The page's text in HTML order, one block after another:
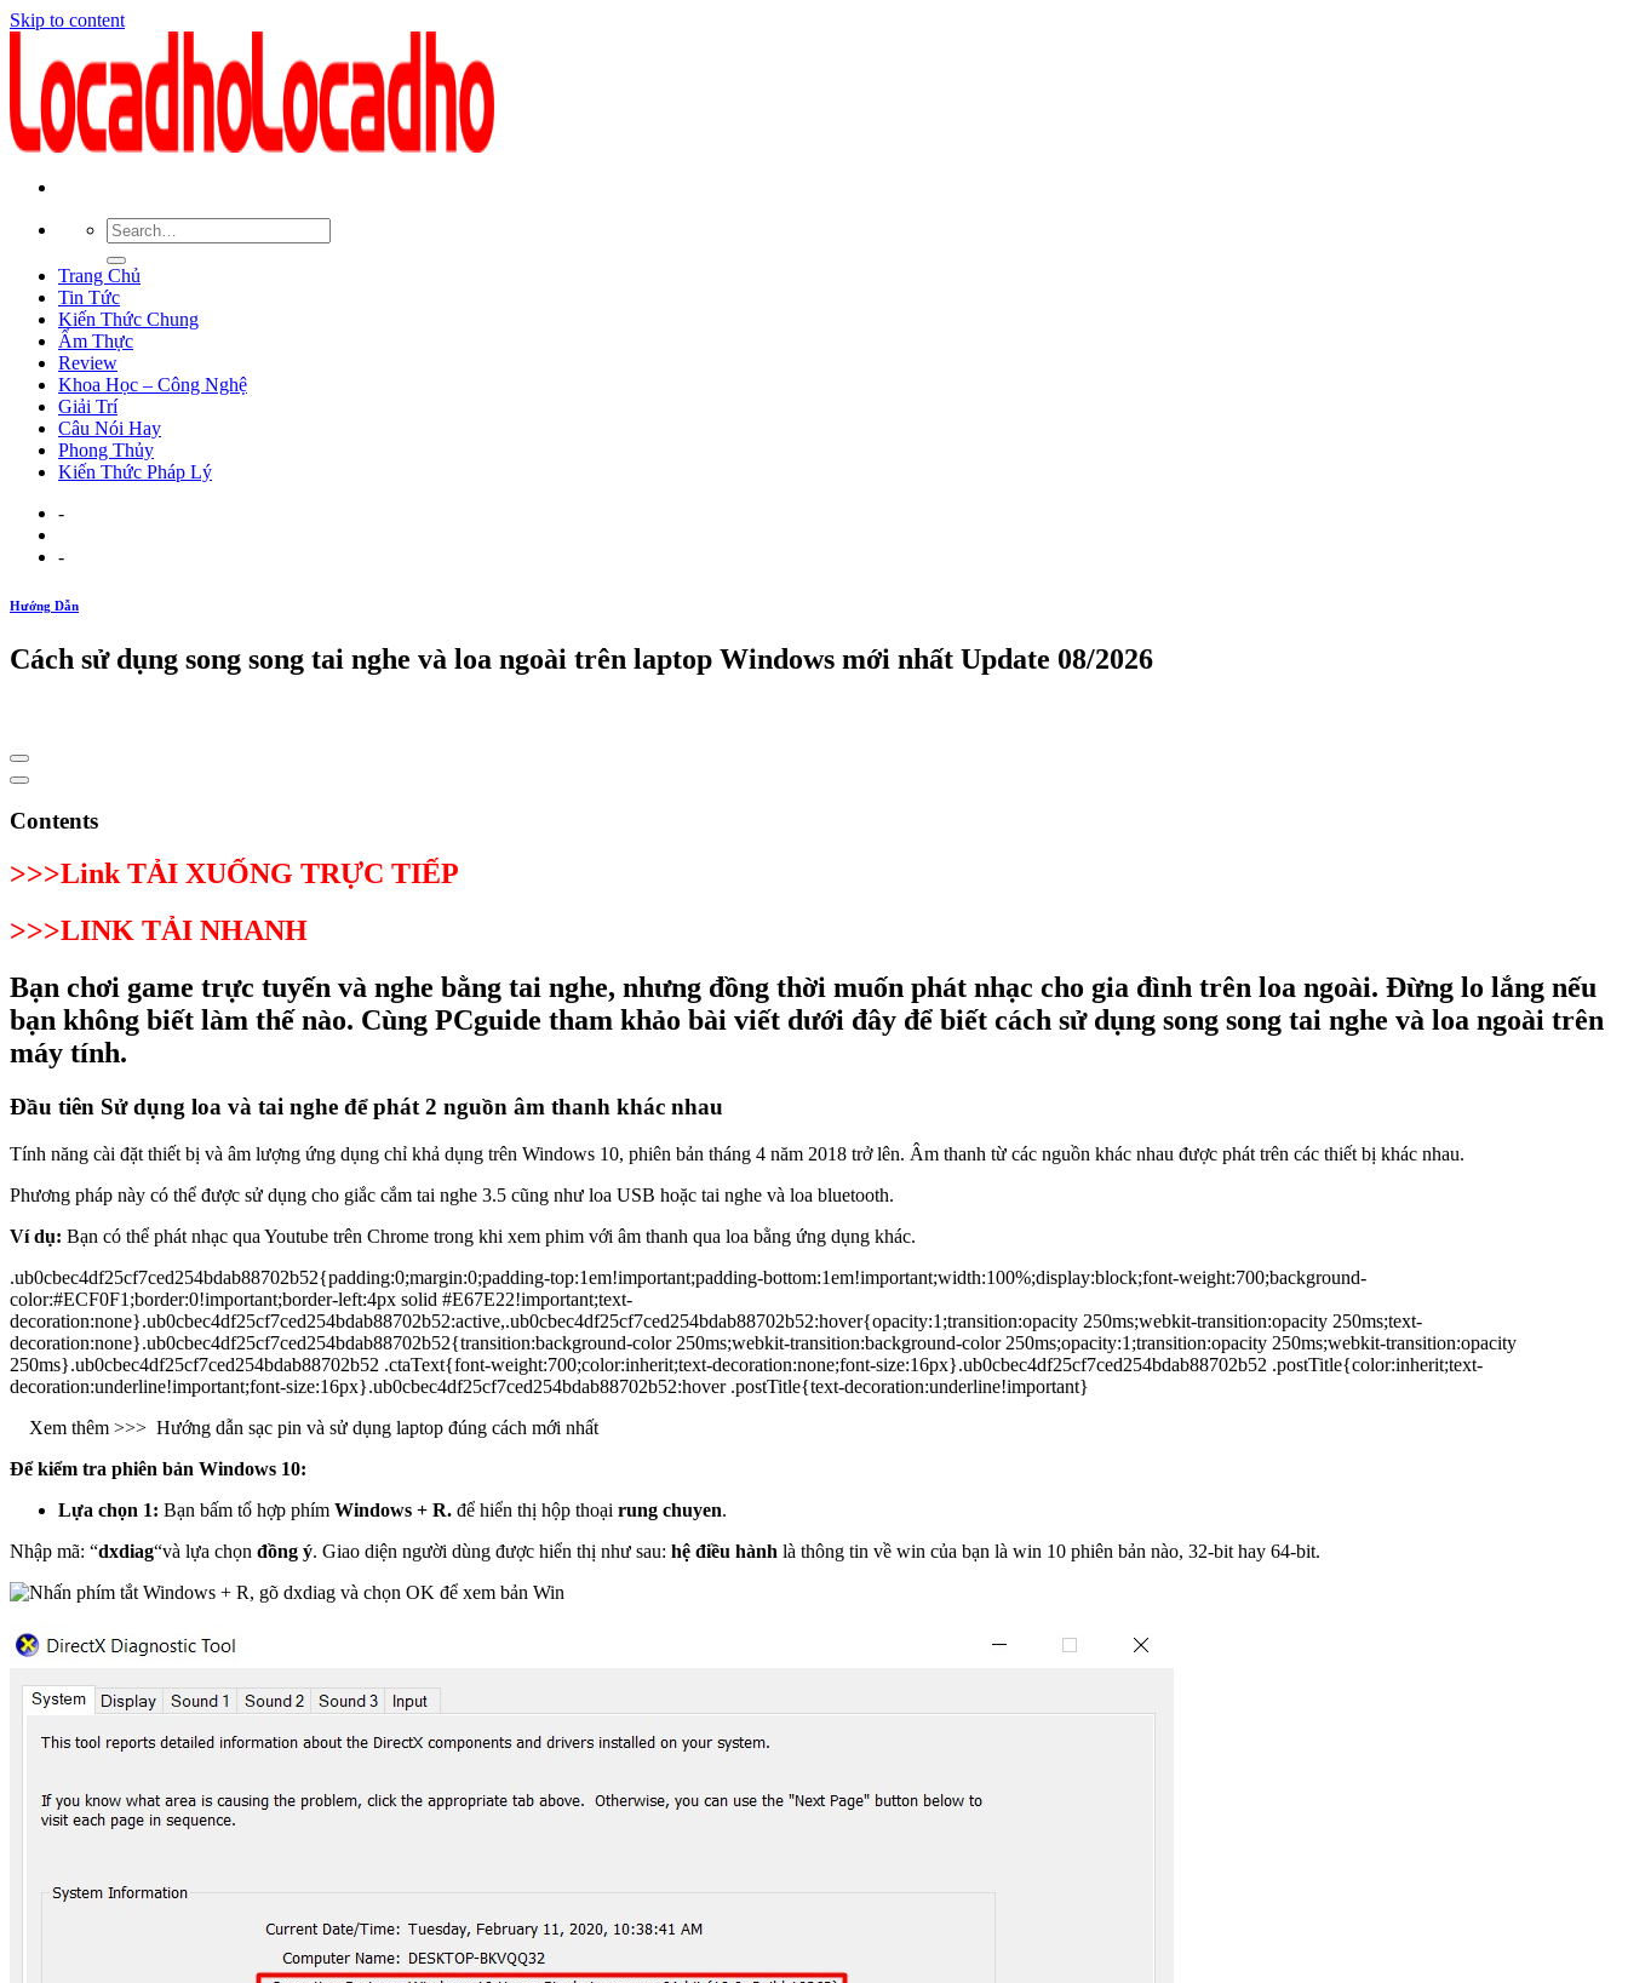
Skip to content
Trang Chủ
Tin Tức
Kiến Thức Chung
Ẩm Thực
Review
Khoa Học – Công Nghệ
Giải Trí
Câu Nói Hay
Phong Thủy
Kiến Thức Pháp Lý
-
-
Hướng Dẫn
Cách sử dụng song song tai nghe và loa ngoài trên laptop Windows mới nhất Update 08/2026
Contents
>>>Link TẢI XUỐNG TRỰC TIẾP
>>>LINK TẢI NHANH
Bạn chơi game trực tuyến và nghe bằng tai nghe, nhưng đồng thời muốn phát nhạc cho gia đình trên loa ngoài. Đừng lo lắng nếu
bạn không biết làm thế nào. Cùng PCguide tham khảo bài viết dưới đây để biết cách sử dụng song song tai nghe và loa ngoài trên
máy tính.
Đầu tiên Sử dụng loa và tai nghe để phát 2 nguồn âm thanh khác nhau
Tính năng cài đặt thiết bị và âm lượng ứng dụng chỉ khả dụng trên Windows 10, phiên bản tháng 4 năm 2018 trở lên. Âm thanh từ các nguồn khác nhau được phát trên các thiết bị khác nhau.
Phương pháp này có thể được sử dụng cho giắc cắm tai nghe 3.5 cũng như loa USB hoặc tai nghe và loa bluetooth.
Ví dụ: Bạn có thể phát nhạc qua Youtube trên Chrome trong khi xem phim với âm thanh qua loa bằng ứng dụng khác.
.ub0cbec4df25cf7ced254bdab88702b52{padding:0;margin:0;padding-top:1em!important;padding-bottom:1em!important;width:100%;display:block;font-weight:700;background-
color:#ECF0F1;border:0!important;border-left:4px solid #E67E22!important;text-
decoration:none}.ub0cbec4df25cf7ced254bdab88702b52:active,.ub0cbec4df25cf7ced254bdab88702b52:hover{opacity:1;transition:opacity 250ms;webkit-transition:opacity 250ms;text-
decoration:none}.ub0cbec4df25cf7ced254bdab88702b52{transition:background-color 250ms;webkit-transition:background-color 250ms;opacity:1;transition:opacity 250ms;webkit-transition:opacity
250ms}.ub0cbec4df25cf7ced254bdab88702b52 .ctaText{font-weight:700;color:inherit;text-decoration:none;font-size:16px}.ub0cbec4df25cf7ced254bdab88702b52 .postTitle{color:inherit;text-
decoration:underline!important;font-size:16px}.ub0cbec4df25cf7ced254bdab88702b52:hover .postTitle{text-decoration:underline!important}
Xem thêm >>> Hướng dẫn sạc pin và sử dụng laptop đúng cách mới nhất
Để kiểm tra phiên bản Windows 10:
Lựa chọn 1: Bạn bấm tổ hợp phím Windows + R. để hiển thị hộp thoại rung chuyen.
Nhập mã: “dxdiag“và lựa chọn đồng ý. Giao diện người dùng được hiển thị như sau: hệ điều hành là thông tin về win của bạn là win 10 phiên bản nào, 32-bit hay 64-bit.